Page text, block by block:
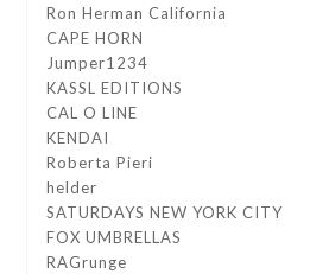
Ron Herman California
CAPE HORN
Jumper1234
KASSL EDITIONS
CAL O LINE
KENDAI
Roberta Pieri
helder
SATURDAYS NEW YORK CITY
FOX UMBRELLAS
RAGrunge